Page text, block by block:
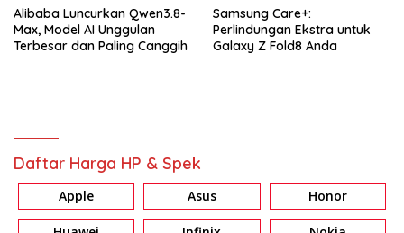
Alibaba Luncurkan Qwen3.8-
Max, Model AI Unggulan
Terbesar dan Paling Canggih
Samsung Care+:
Perlindungan Ekstra untuk
Galaxy Z Fold8 Anda
Daftar Harga HP & Spek
Apple Asus Honor